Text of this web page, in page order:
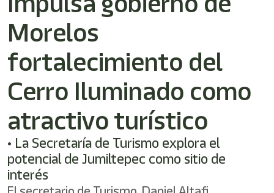
Morelos
fortalecimiento del
Cerro Iluminado como
atractivo turístico
• La Secretaría de Turismo explora el
potencial de Jumiltepec como sitio de
interés